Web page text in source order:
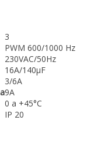
3
PWM 600/1000 Hz
230VAC/50Hz
16A/140µF
3/6A
9A
0 a +45°C
IP 20